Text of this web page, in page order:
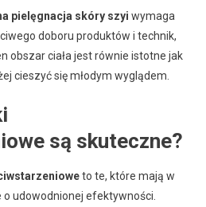
pielęgnacja skóry szyi wymaga
doboru produktów i technik,
obszar ciała jest równie istotne jak
cieszyć się młodym wyglądem.
są skuteczne?
to te, które mają w
udowodnionej efektywności.